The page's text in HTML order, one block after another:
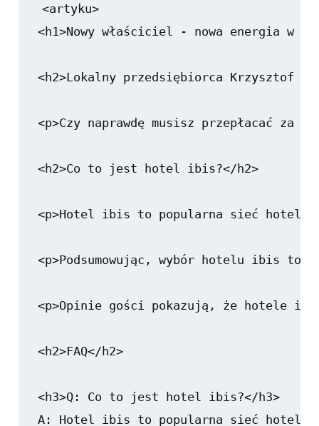
<artyku>
<h1>Nowy właściciel - nowa energia w
<h2>Lokalny przedsiębiorca Krzysztof
<p>Czy naprawdę musisz przepłacać
<h2>Co to jest hotel ibis?</h2>
<p>Hotel ibis to popularna sieć hoteli,
<p>Podsumowując, wybór hotelu ibis
<p>Opinie gości pokazują, że hotele
<h2>FAQ</h2>
<h3>Q: Co to jest hotel ibis?</h3>
A: Hotel ibis to popularna sieć hoteli w